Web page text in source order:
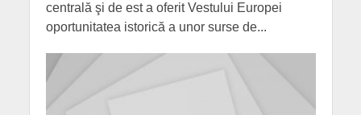
centrală şi de est a oferit Vestului Europei
oportunitatea istorică a unor surse de...